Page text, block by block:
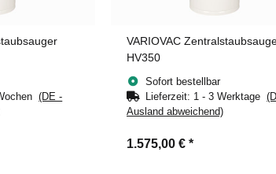
(DE -
VARIOVAC
HV350
Sofort bestellbar
Lieferzeit: 1 - 3 Werktage
Ausland abweichend)
1.575,00 € *